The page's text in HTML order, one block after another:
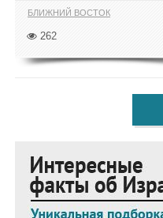
БЛИЖНИЙ ВОСТОК
262